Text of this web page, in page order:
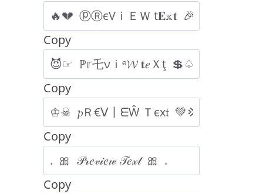
Copy
Copy
Copy
Copy